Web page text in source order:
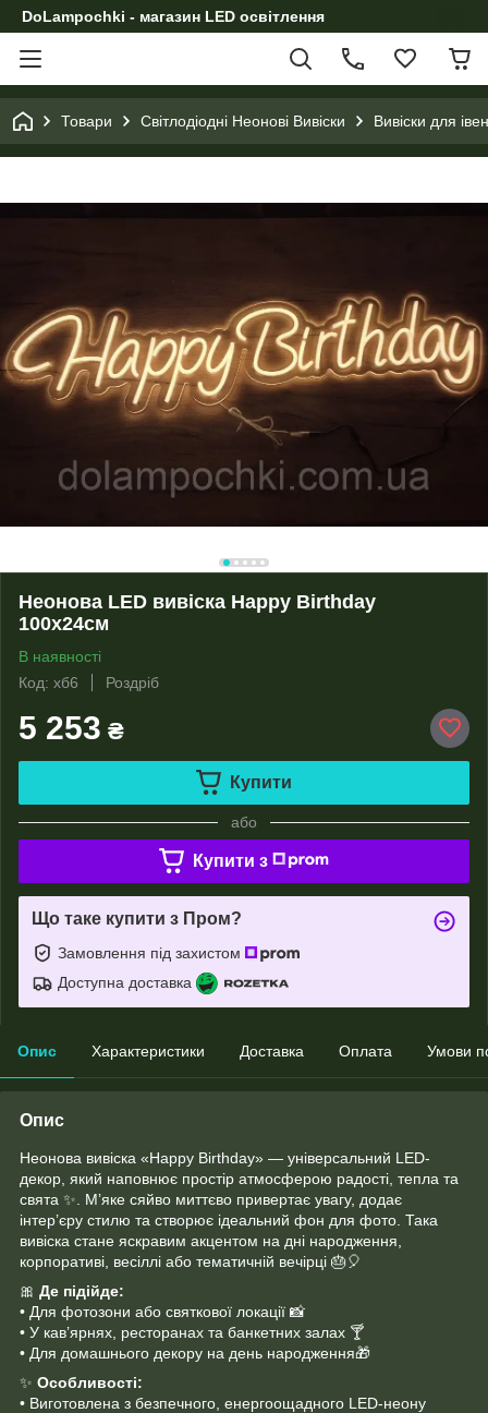
DoLampochki - магазин LED освітлення
Товари Світлодіодні Неонові Вивіски Вивіски для
Неонова LED вивіска Happy Birthday
100х24см
В наявності
Код: хб6
Роздріб
5 253 ₴
Купити
або
Купити з
Що таке купити з Пром?
Замовлення під захистом
Доступна доставка
Опис Характеристики Доставка Оплата Умови
Опис
Неонова вивіска «Happy Birthday» — універсальний LED-
декор, який наповнює простір атмосферою радості, тепла та
свята ✨. М’яке сяйво миттєво привертає увагу, додає
інтер’єру стилю та створює ідеальний фон для фото. Така
вивіска стане яскравим акцентом на дні народження,
корпоративі, весіллі або тематичній вечірці 🎂🎈
🎀 Де підійде:
• Для фотозони або святкової локації 📸
• У кав’ярнях, ресторанах та банкетних залах 🍸
• Для домашнього декору на день народження🎁
✨ Особливості:
• Виготовлена з безпечного, енергоощадного LED-неону